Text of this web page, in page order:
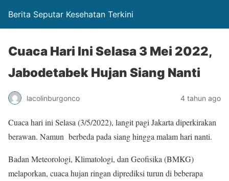
Berita Seputar Kesehatan Terkini
Cuaca Hari Ini Selasa 3 Mei 2022,
Jabodetabek Hujan Siang Nanti
lacolinburgonco 4 tahun ago
Cuaca hari ini Selasa (3/5/2022), langit pagi Jakarta diperkirakan
berawan. Namun berbeda pada siang hingga malam hari nanti.
Badan Meteorologi, Klimatologi, dan Geofisika (BMKG)
melaporkan, cuaca hujan ringan diprediksi turun di beberapa